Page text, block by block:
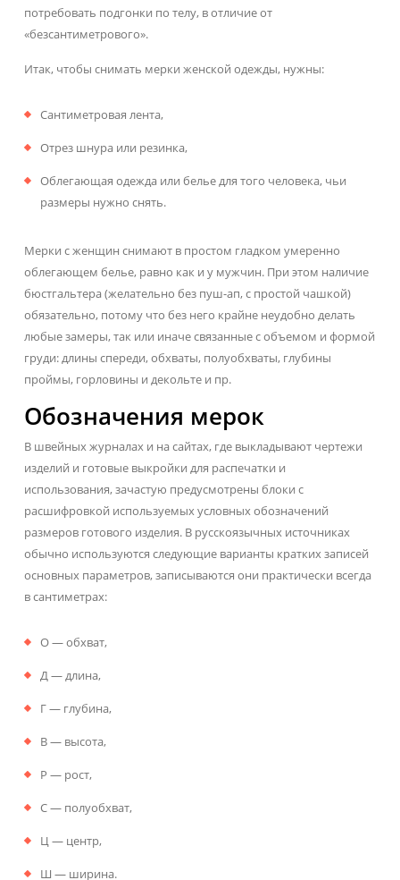
потребовать подгонки по телу, в отличие от
«безсантиметрового».
Итак, чтобы снимать мерки женской одежды, нужны:
Сантиметровая лента,
Отрез шнура или резинка,
Облегающая одежда или белье для того человека, чьи
размеры нужно снять.
Мерки с женщин снимают в простом гладком умеренно
облегающем белье, равно как и у мужчин. При этом наличие
бюстгальтера (желательно без пуш-ап, с простой чашкой)
обязательно, потому что без него крайне неудобно делать
любые замеры, так или иначе связанные с объемом и формой
груди: длины спереди, обхваты, полуобхваты, глубины
проймы, горловины и декольте и пр.
Обозначения мерок
В швейных журналах и на сайтах, где выкладывают чертежи
изделий и готовые выкройки для распечатки и
использования, зачастую предусмотрены блоки с
расшифровкой используемых условных обозначений
размеров готового изделия. В русскоязычных источниках
обычно используются следующие варианты кратких записей
основных параметров, записываются они практически всегда
в сантиметрах:
О — обхват,
Д — длина,
Г — глубина,
В — высота,
Р — рост,
С — полуобхват,
Ц — центр,
Ш — ширина.